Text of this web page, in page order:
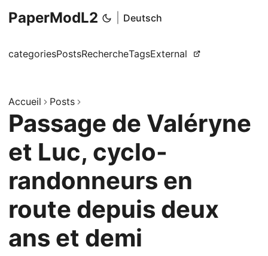
PaperModL2 Deutsch
categoriesPostsRechercheTagsExternal
Accueil Posts
Passage de Valéryne
et Luc, cyclo-
randonneurs en
route depuis deux
ans et demi